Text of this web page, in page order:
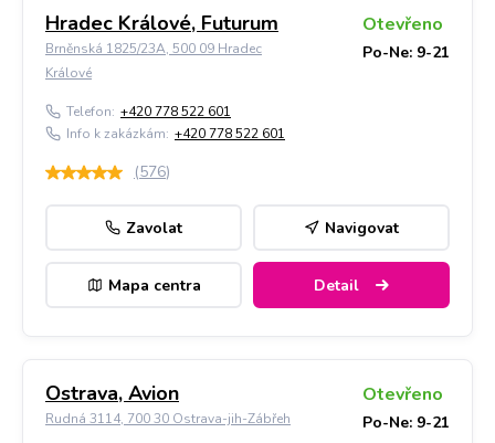
Hradec Králové, Futurum
Brněnská 1825/23A, 500 09 Hradec
Králové
Otevřeno
Po-Ne: 9-21
Telefon: +420 778 522 601
Info k zakázkám: +420 778 522 601
(576)
Zavolat Navigovat
Mapa centra Detail
Ostrava, Avion
Rudná 3114, 700 30 Ostrava-jih-Zábřeh
Otevřeno
Po-Ne: 9-21